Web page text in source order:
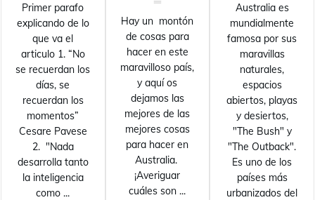
Primer parafo
explicando de lo
que va el
articulo 1. “No
se recuerdan los
días, se
recuerdan los
momentos”
Cesare Pavese
2. "Nada
desarrolla tanto
la inteligencia
como ...
Hay un montón
de cosas para
hacer en este
maravilloso país,
y aquí os
dejamos las
mejores de las
mejores cosas
para hacer en
Australia.
¡Averiguar
cuáles son ...
Australia es
mundialmente
famosa por sus
maravillas
naturales,
espacios
abiertos, playas
y desiertos,
"The Bush" y
"The Outback".
Es uno de los
países más
urbanizados del